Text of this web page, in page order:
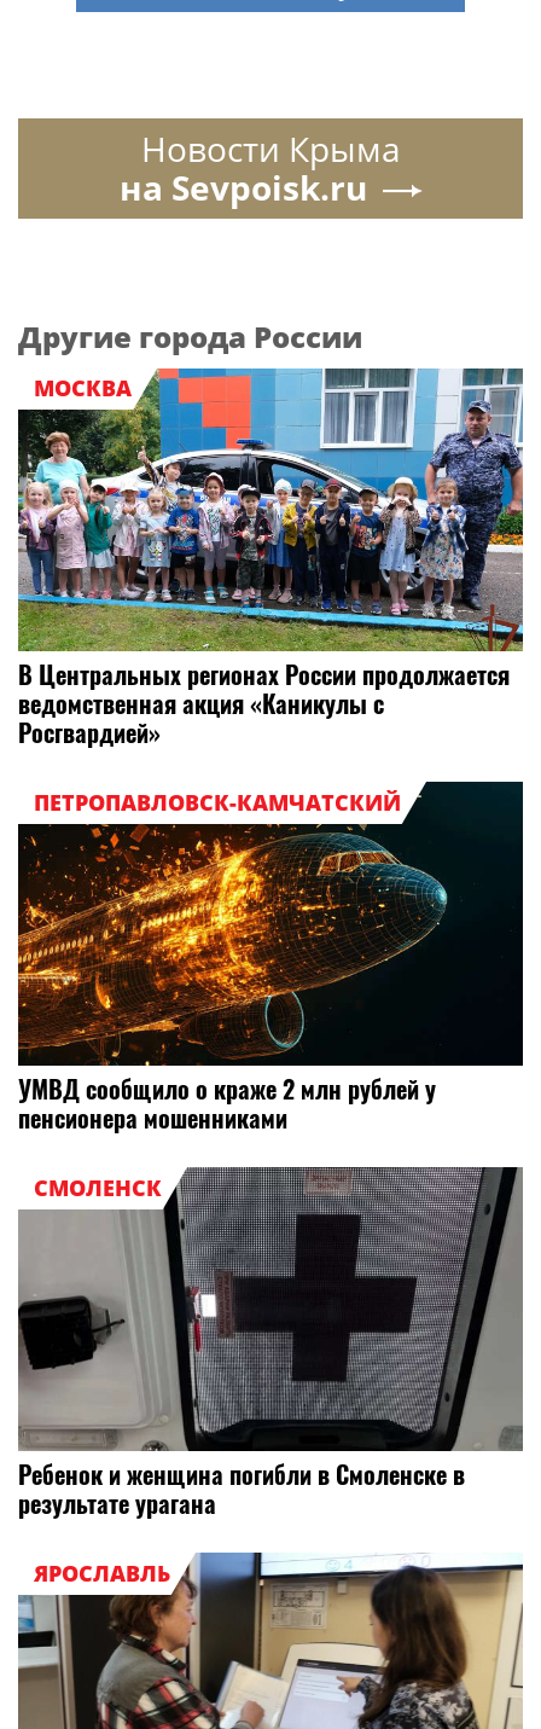
Новости Крыма
на Sevpoisk.ru
Другие города России
МОСКВА
В Центральных регионах России продолжается
ведомственная акция «Каникулы с
Росгвардией»
ПЕТРОПАВЛОВСК-КАМЧАТСКИЙ
УМВД сообщило о краже 2 млн рублей у
пенсионера мошенниками
СМОЛЕНСК
Ребенок и женщина погибли в Смоленске в
результате урагана
ЯРОСЛАВЛЬ